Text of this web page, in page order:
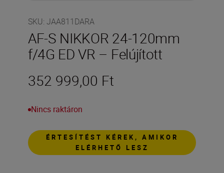
SKU: JAA811DARA
AF-S NIKKOR 24-120mm
f/4G ED VR – Felújított
352 999,00 Ft
Nincs raktáron
ÉRTESÍTÉST KÉREK, AMIKOR
ELÉRHETŐ LESZ